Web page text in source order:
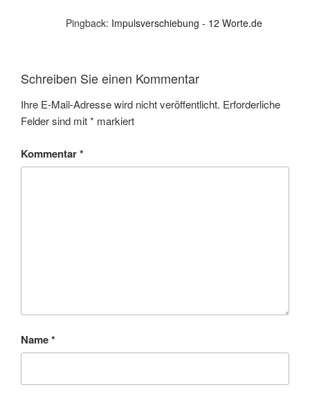
Pingback: Impulsverschiebung - 12 Worte.de
Schreiben Sie einen Kommentar
Ihre E-Mail-Adresse wird nicht veröffentlicht. Erforderliche
Felder sind mit* markiert
Kommentar*
Name*